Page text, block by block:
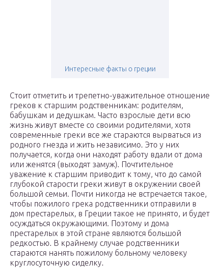
Интересные факты о греции
Стоит отметить и трепетно-уважительное отношение
греков к старшим родственникам: родителям,
бабушкам и дедушкам. Часто взрослые дети всю
жизнь живут вместе со своими родителями, хотя
современные греки все же стараются вырваться из
родного гнезда и жить независимо. Это у них
получается, когда они находят работу вдали от дома
или женятся (выходят замуж). Почтительное
уважение к старшим приводит к тому, что до самой
глубокой старости греки живут в окружении своей
большой семьи. Почти никогда не встречается такое,
чтобы пожилого грека родственники отправили в
дом престарелых, в Греции такое не принято, и будет
осуждаться окружающими. Поэтому и дома
престарелых в этой стране являются большой
редкостью. В крайнему случае родственники
стараются нанять пожилому больному человеку
круглосуточную сиделку.